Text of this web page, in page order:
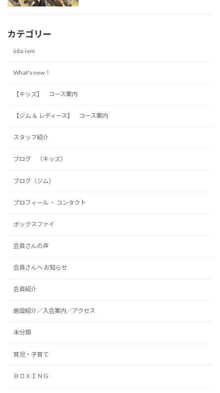
カテゴリー
iida-ism
What's new！
【キッズ】 コース案内
【ジム ＆ レディース】 コース案内
スタッフ紹介
ブログ （キッズ）
ブログ（ジム）
プロフィール ・ コンタクト
ボックスファイ
会員さんの声
会員さんへ お知らせ
会員紹介
施設紹介／入会案内／アクセス
未分類
育児・子育て
ＢＯＸＩＮＧ